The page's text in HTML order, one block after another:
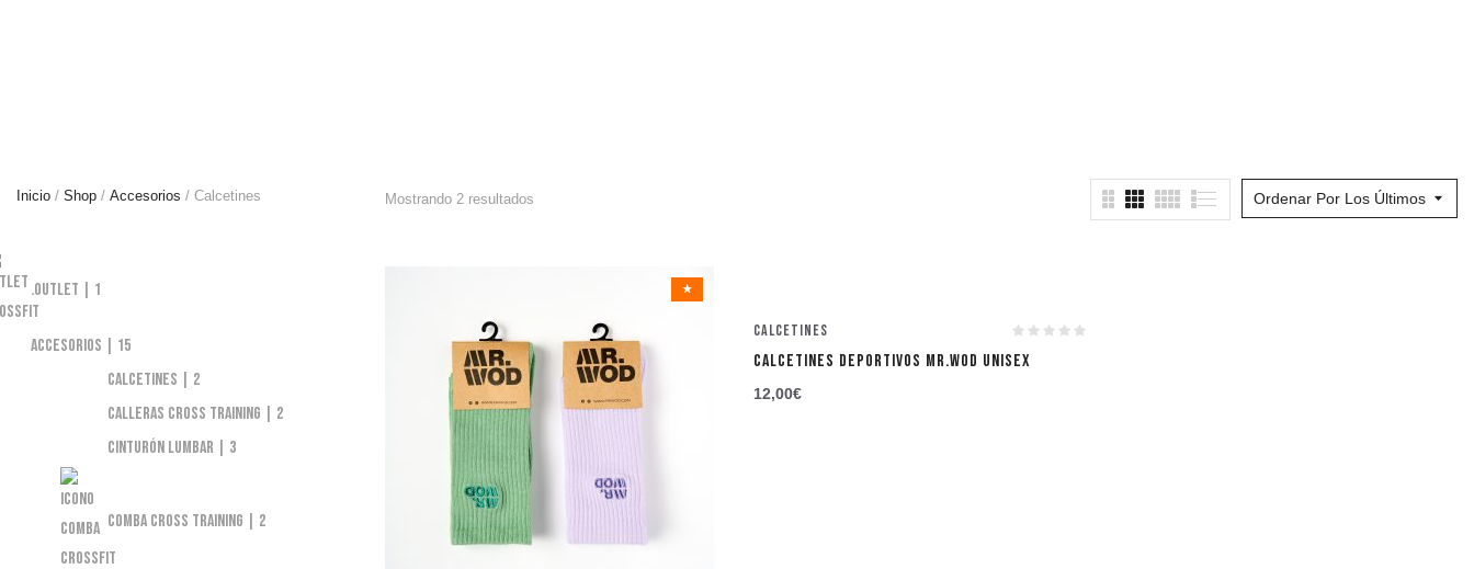
Inicio / Shop / Accesorios / Calcetines
.Outlet 1
Accesorios
15
Calcetines
2
Calleras Cross Training
2
Cinturón Lumbar
3
Comba Cross Training 2
Ordenar Por Los Últimos
Mostrando 2 resultados
★
Calcetines
CALCETINES DEPORTIVOS MR.WOD UNISEX
12,00€